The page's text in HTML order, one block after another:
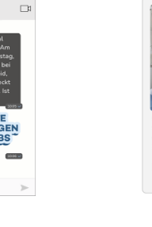
scrollbare Inhalte.